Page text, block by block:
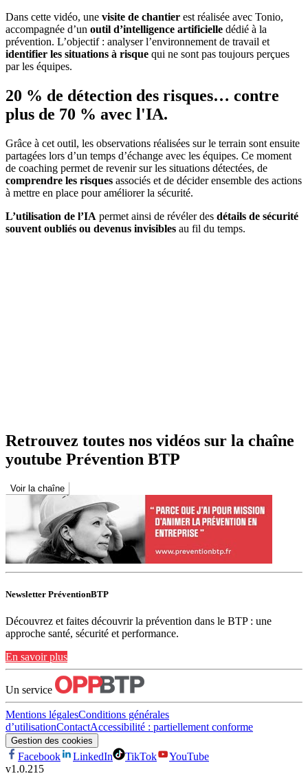
Dans cette vidéo, une visite de chantier est réalisée avec Tonio,
accompagnée d’un outil d’intelligence artificielle dédié à la
prévention. L’objectif : analyser l’environnement de travail et
identifier les situations à risque qui ne sont pas toujours perçues
par les équipes.
20 % de détection des risques… contre
plus de 70 % avec l'IA.
Grâce à cet outil, les observations réalisées sur le terrain sont ensuite
partagées lors d’un temps d’échange avec les équipes. Ce moment
de coaching permet de revenir sur les situations détectées, de
comprendre les risques associés et de décider ensemble des actions
à mettre en place pour améliorer la sécurité.
L’utilisation de l’IA permet ainsi de révéler des détails de sécurité
souvent oubliés ou devenus invisibles au fil du temps.
Retrouvez toutes nos vidéos sur la chaîne
youtube Prévention BTP
Voir la chaîne
Newsletter PréventionBTP
Découvrez et faites découvrir la prévention dans le BTP : une
approche santé, sécurité et performance.
En savoir plus
Un service
Mentions légalesConditions générales
d’utilisationContactAccessibilité : partiellement conforme
Gestion des cookies
Facebook LinkedIn TikTok
YouTube
v1.0.215